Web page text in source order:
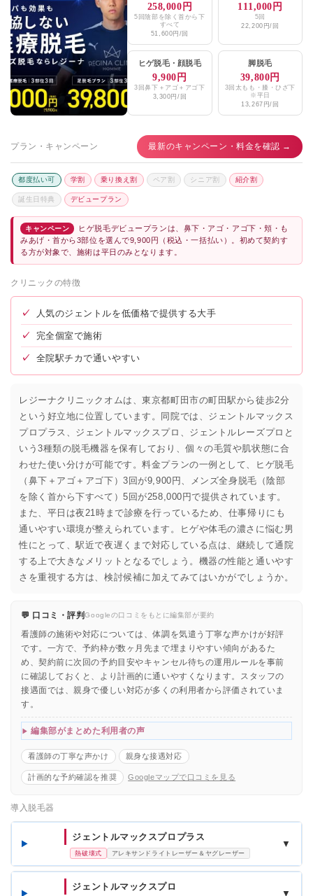
258,000円
5回陰部を除く首から下
すべて
51,600円/回
111,000円
5回
22,200円/回
ヒゲ脱毛・ 顔脱毛
9,900円
3回鼻下＋アゴ＋アゴ下
3,300円/回
脚脱毛
39,800円
3回太もも・膝・ひざ下
※平日
13,267円/回
プラン・キャンペーン 最新のキャンペーン・料金を確認 →
都度払い可 学割 乗り換え割 ペア割 シニア割 紹介割
誕生日特典 デビュープラン
キャンペーン
ヒゲ脱毛デビュープランは、鼻下・アゴ・アゴ下・頬・も
みあげ・首から3部位を選んで9,900円（税込・一括払い）。初めて契約す
る方が対象で、施術は平日のみとなります。
クリニックの特徴
✓ 人気のジェントルを低価格で提供する大手
✓ 完全個室で施術
✓ 全院駅チカで通いやすい
レジーナクリニックオムは、東京都町田市の町田駅から徒歩2分
という好立地に位置しています。同院では、ジェントルマックス
プロプラス、ジェントルマックスプロ、ジェントルレーズプロと
いう3種類の脱毛機器を保有しており、個々の毛質や肌状態に合
わせた使い分けが可能です。料金プランの一例として、ヒゲ脱毛
（鼻下＋アゴ＋アゴ下）3回が9,900円、メンズ全身脱毛（陰部
を除く首から下すべて）5回が258,000円で提供されています。
また、平日は夜21時まで診療を行っているため、仕事帰りにも
通いやすい環境が整えられています。ヒゲや体毛の濃さに悩む男
性にとって、駅近で夜遅くまで対応している点は、継続して通院
する上で大きなメリットとなるでしょう。機器の性能と通いやす
さを重視する方は、検討候補に加えてみてはいかがでしょうか。
💬 口コミ・評判Googleの口コミをもとに編集部が要約
看護師の施術や対応については、体調を気遣う丁寧な声かけが好評
です。一方で、予約枠が数ヶ月先まで埋まりやすい傾向があるた
め、契約前に次回の予約目安やキャンセル待ちの運用ルールを事前
に確認しておくと、より計画的に通いやすくなります。スタッフの
接遇面では、親身で優しい対応が多くの利用者から評価されていま
す。
編集部がまとめた利用者の声
看護師の丁寧な声かけ 親身な接遇対応
計画的な予約確認を推奨 Googleマップで口コミを見る
導入脱毛器
ジェントルマックスプロプラス
熱破壊式 アレキサンドライトレーザー＆ヤグレーザー
▼
ジェントルマックスプロ
▼